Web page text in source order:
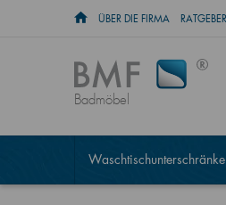
ÜBER DIE FIRMA RATGEBER
Badmöbel
Waschtischunterschränke